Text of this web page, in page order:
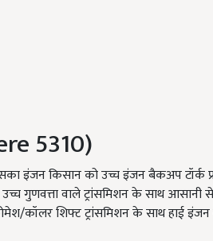
5310)
इंजन किसान को उच्च इंजन बैकअप टॉर्क
गुणवत्ता वाले ट्रांसमिशन के साथ
कॉलर शिफ्ट ट्रांसमिशन के साथ हाई